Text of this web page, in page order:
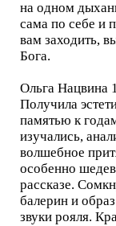
на одном
сама по себе и
вам заходить,
Бога.
Ольга Нацвина
Получила
памятью к
изучались,
волшебное
особенно
рассказе.
балерин и
звуки рояля.